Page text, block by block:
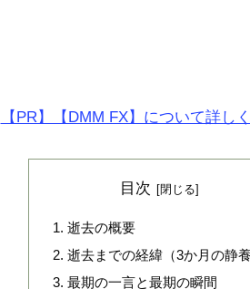
【PR】【DMM FX】について詳し
目次
逝去の概要
逝去までの経緯（3か月の静養
最期の一言と最期の瞬間